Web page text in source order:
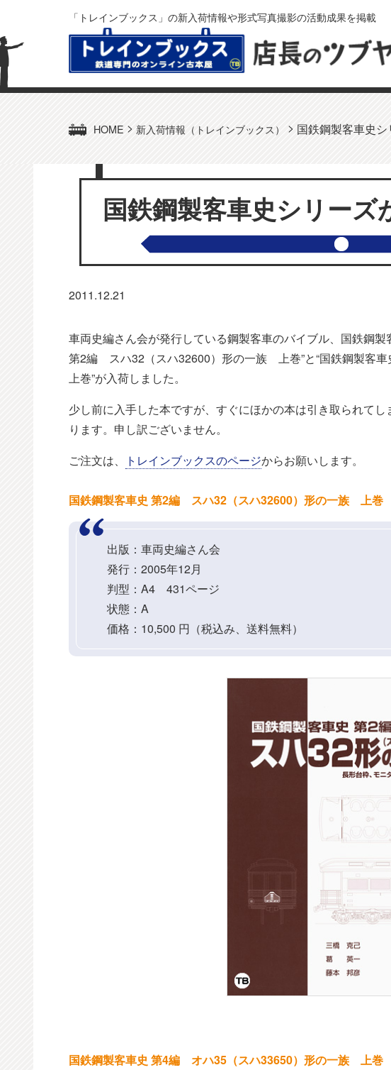
「トレインブックス」の新入荷情報や形式写真撮影の活動成果を掲載
HOME > 新入荷情報（トレインブックス） > 国鉄鋼製客車史
国鉄鋼製客車史シリーズ
2011.12.21
車両史編さん会が発行している鋼製客車のバイブル、国鉄鋼
第2編 スハ32（スハ32600）形の一族 上巻”と“国鉄鋼製客
上巻”が入荷しました。
少し前に入手した本ですが、すぐにほかの本は引き取られて
ります。申し訳ございません。
ご注文は、
トレインブックスのページからお願いします。
国鉄鋼製客車史 第2編 スハ32（スハ32600）形の一族 上巻
出版：車両史編さん会
発行：2005年12月
判型：A4 431ページ
状態：A
価格：10,500 円（税込み、送料無料）
国鉄鋼製客車史 第4編 オハ35（スハ33650）形の一族 上巻